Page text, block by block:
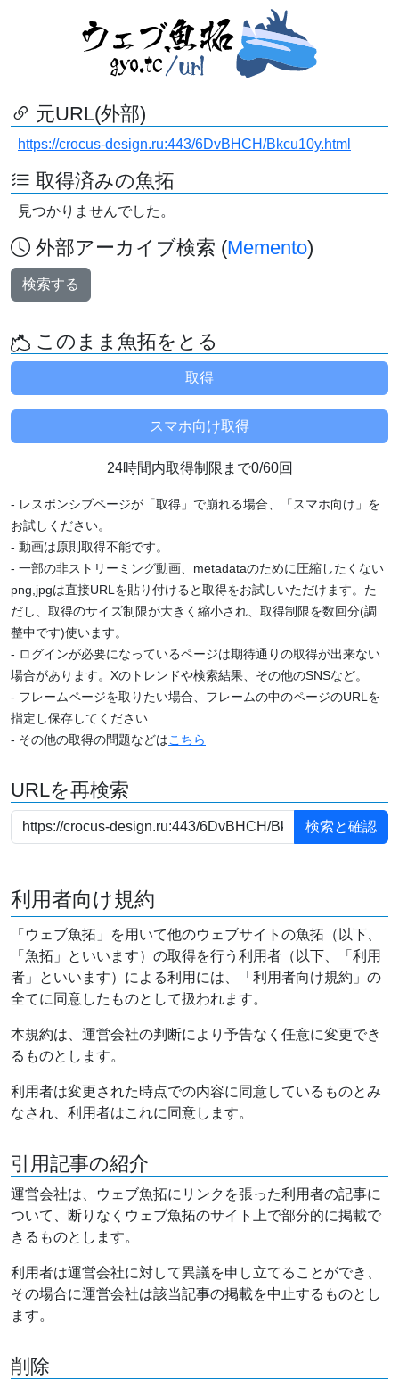
元URL(外部)
https://crocus-design.ru:443/6DvBHCH/Bkcu10y.html
取得済みの魚拓
見つかりませんでした。
外部アーカイブ検索 (Memento)
検索する
このまま魚拓をとる
24時間内取得制限まで0/60回
- レスポンシブページが「取得」で崩れる場合、「スマホ向け」を
お試しください。
- 動画は原則取得不能です。
- 一部の非ストリーミング動画、metadataのために圧縮したくない
png,jpgは直接URLを貼り付けると取得をお試しいただけます。た
だし、取得のサイズ制限が大きく縮小され、取得制限を数回分(調
整中です)使います。
- ログインが必要になっているページは期待通りの取得が出来ない
場合があります。Xのトレンドや検索結果、その他のSNSなど。
- フレームページを取りたい場合、フレームの中のページのURLを
指定し保存してください
- その他の取得の問題などはこちら
URLを再検索
利用者向け規約
「ウェブ魚拓」を用いて他のウェブサイトの魚拓（以下、
「魚拓」といいます）の取得を行う利用者（以下、「利用
者」といいます）による利用には、「利用者向け規約」の
全てに同意したものとして扱われます。
本規約は、運営会社の判断により予告なく任意に変更でき
るものとします。
利用者は変更された時点での内容に同意しているものとみ
なされ、利用者はこれに同意します。
引用記事の紹介
運営会社は、ウェブ魚拓にリンクを張った利用者の記事に
ついて、断りなくウェブ魚拓のサイト上で部分的に掲載で
きるものとします。
利用者は運営会社に対して異議を申し立てることができ、
その場合に運営会社は該当記事の掲載を中止するものとし
ます。
削除